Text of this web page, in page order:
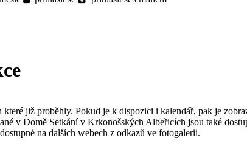
které již proběhly. Pokud je k dispozici i kalendář, pak je
v Domě Setkání v Krkonošských Albeřicích jsou také
na dalších webech z odkazů ve fotogalerii.